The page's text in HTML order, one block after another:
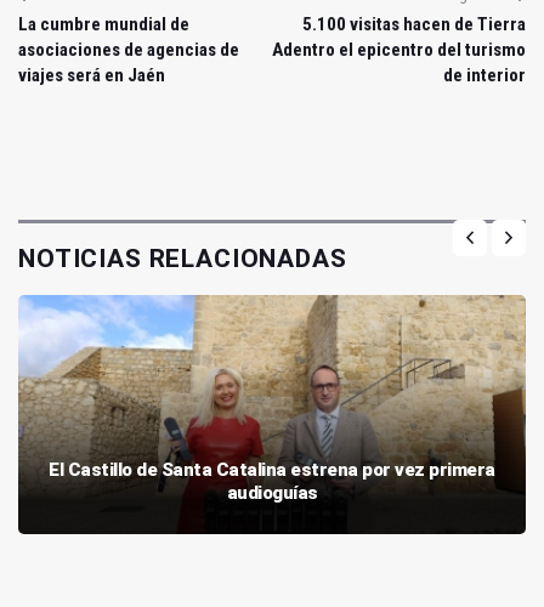
La cumbre mundial de
asociaciones de agencias de
viajes será en Jaén
5.100 visitas hacen de Tierra
Adentro el epicentro del turismo
de interior
NOTICIAS RELACIONADAS
El Castillo de Santa Catalina estrena por vez primera
audioguías